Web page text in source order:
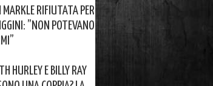
MARKLE RIFIUTATA PER
”NON POTEVANO
HURLEY E BILLY RAY